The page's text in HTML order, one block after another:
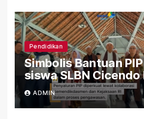
Pendidikan
Simbolis Bantuan
siswa SLBN Cicendo
Bandung
ADMIN